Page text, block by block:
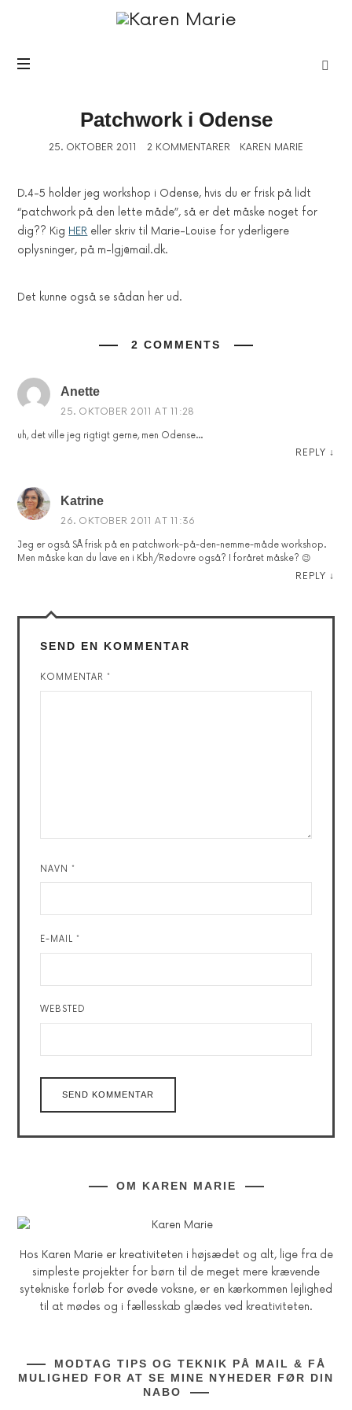
Karen
Patchwork i Odense
25. OKTOBER 2011 2 KOMMENTARER KAREN MARIE
D.4-5 holder jeg workshop i Odense, hvis du er frisk på lidt
“patchwork på den lette måde”, så er det måske noget for
dig?? Kig HER eller skriv til Marie-Louise for yderligere
oplysninger, på m-lgj@mail.dk.
Det kunne også se sådan her ud.
2 COMMENTS
Anette
25. OKTOBER 2011 AT 11:28
uh, det ville jeg rigtigt gerne, men Odense…
REPLY ↓
Katrine
26. OKTOBER 2011 AT 11:36
Jeg er også SÅ frisk på en patchwork-på-den-nemme-måde workshop.
Men måske kan du lave en i Kbh/Rødovre også? I foråret måske? 😉
REPLY ↓
SEND EN KOMMENTAR
KOMMENTAR*
NAVN*
E-MAIL*
WEBSTED
OM KAREN MARIE
Hos Karen Marie er kreativiteten i højsædet og alt, lige fra de
simpleste projekter for børn til de meget mere krævende
sytekniske forløb for øvede voksne, er en kærkommen lejlighed
til at mødes og i fællesskab glædes ved kreativiteten.
MODTAG TIPS OG TEKNIK PÅ MAIL & FÅ
MULIGHED FOR AT SE MINE NYHEDER FØR DIN
NABO